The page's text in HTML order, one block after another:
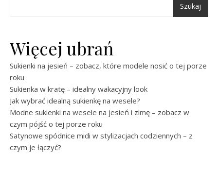
Szukaj
Więcej ubrań
Sukienki na jesień – zobacz, które modele nosić o tej porze
roku
Sukienka w kratę – idealny wakacyjny look
Jak wybrać idealną sukienkę na wesele?
Modne sukienki na wesele na jesień i zimę – zobacz w
czym pójść o tej porze roku
Satynowe spódnice midi w stylizacjach codziennych – z
czym je łączyć?